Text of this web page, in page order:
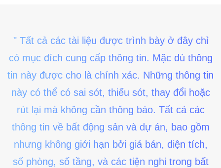
" Tất cả các tài liệu được trình bày ở đây chỉ
có mục đích cung cấp thông tin. Mặc dù thông
tin này được cho là chính xác. Những thông tin
này có thể có sai sót, thiếu sót, thay đổi hoặc
rút lại mà không cần thông báo. Tất cả các
thông tin về bất động sản và dự án, bao gồm
nhưng không giới hạn bởi giá bán, diện tích,
số phòng, số tầng, và các tiện nghi trong bất